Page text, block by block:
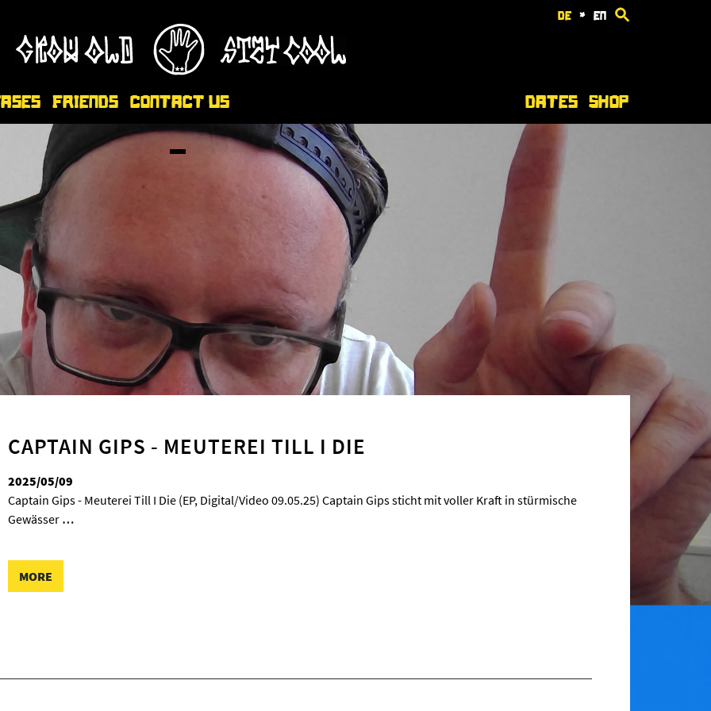
de * en
Friends Contact Us Dates Shop
CAPTAIN GIPS - MEUTEREI TILL I DIE
2025/05/09
Captain Gips - Meuterei Till I Die (EP, Digital/Video 09.05.25) Captain Gips sticht mit voller Kraft in stürmische
Gewässer …
MORE